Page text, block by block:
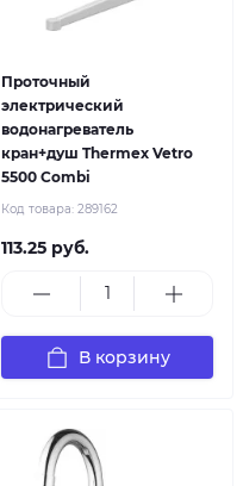
Проточный
электрический
водонагреватель
кран+душ Thermex Vetro
5500 Combi
Код товара: 289162
113.25 руб.
В корзину